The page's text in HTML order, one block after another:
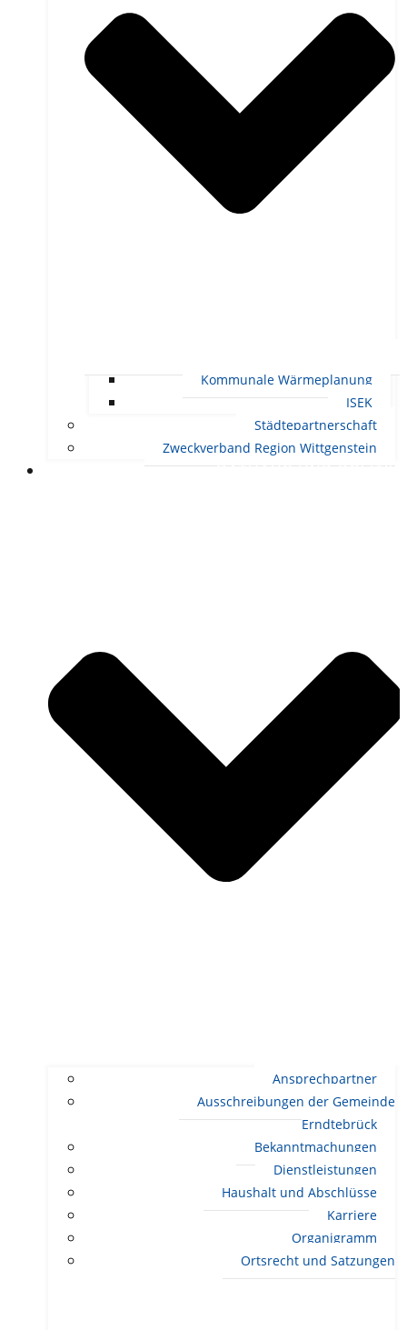
Kommunale Wärmeplanung
ISEK
Städtepartnerschaft
Zweckverband Region Wittgenstein
RATHAUS UND POLITIK
Ansprechpartner
Ausschreibungen der Gemeinde
Erndtebrück
Bekanntmachungen
Dienstleistungen
Haushalt und Abschlüsse
Karriere
Organigramm
Ortsrecht und Satzungen